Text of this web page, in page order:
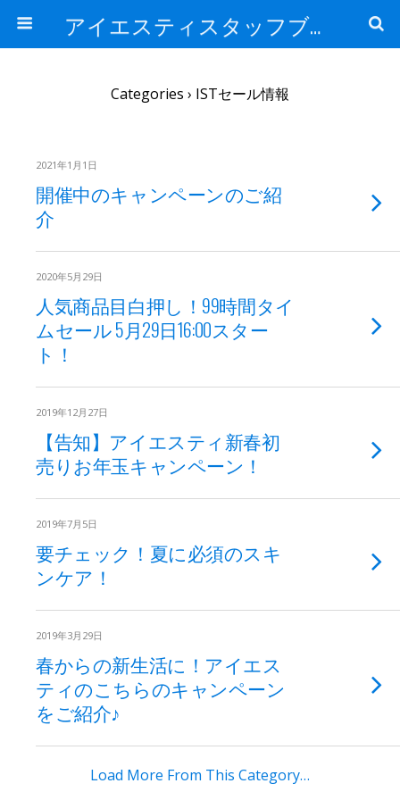
アイエスティスタッフブログ
Categories › ISTセール情報
2021年1月1日
開催中のキャンペーンのご紹
介
2020年5月29日
人気商品目白押し！99時間タイ
ムセール 5月29日16:00スター
ト！
2019年12月27日
【告知】アイエスティ新春初
売りお年玉キャンペーン！
2019年7月5日
要チェック！夏に必須のスキ
ンケア！
2019年3月29日
春からの新生活に！アイエス
ティのこちらのキャンペーン
をご紹介♪
Load More From This Category…